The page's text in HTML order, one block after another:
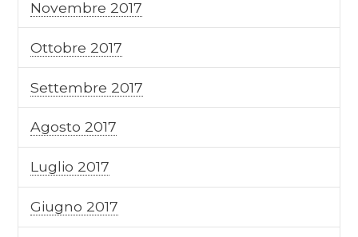
Novembre 2017
Ottobre 2017
Settembre 2017
Agosto 2017
Luglio 2017
Giugno 2017